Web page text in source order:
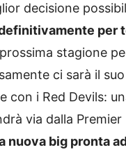
decisione
per
stagione
ci sarà il
i Red Devils:
via dalla Premier
nuova big pronta